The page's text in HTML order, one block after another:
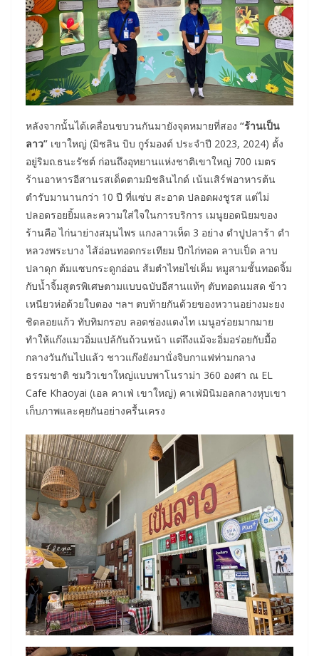
หลังจากนั้นได้เคลื่อนขบวนกันมายังจุดหมายที่สอง “ร้านเป็น
ลาว” เขาใหญ่ (มิชลิน บิบ กูร์มองต์ ประจำปี 2023, 2024) ตั้ง
อยู่ริมถ.ธนะรัชต์ ก่อนถึงอุทยานแห่งชาติเขาใหญ่ 700 เมตร
ร้านอาหารอีสานรสเด็ดตามมิชลินไกด์ เน้นเสิร์ฟอาหารต้น
ตำรับมานานกว่า 10 ปี ที่แซ่บ สะอาด ปลอดผงชูรส แต่ไม่
ปลอดรอยยิ้มและความใส่ใจในการบริการ เมนูยอดนิยมของ
ร้านคือ ไก่นาย่างสมุนไพร แกงลาวเห็ด 3 อย่าง ตำปูปลาร้า ตำ
หลวงพระบาง ไส้อ่อนทอดกระเทียม ปีกไก่ทอด ลาบเป็ด ลาบ
ปลาดุก ต้มแซบกระดูกอ่อน ส้มตำไทยไข่เค็ม หมูสามชั้นทอดจิ้ม
กับน้ำจิ้มสูตรพิเศษตามแบบฉบับอีสานแท้ๆ ตับทอดนมสด ข้าว
เหนียวห่อด้วยใบตอง ฯลฯ ตบท้ายกันด้วยของหวานอย่างมะยง
ชิดลอยแก้ว ทับทิมกรอบ ลอดช่องแตงไท เมนูอร่อยมากมาย
ทำให้แก๊งแมวอิ่มแปล้กันถ้วนหน้า แต่ถึงแม้จะอิ่มอร่อยกับมื้อ
กลางวันกันไปแล้ว ชาวแก๊งยังมานั่งจิบกาแฟท่ามกลาง
ธรรมชาติ ชมวิวเขาใหญ่แบบพาโนราม่า 360 องศา ณ EL
Cafe Khaoyai (เอล คาเฟ่ เขาใหญ่) คาเฟ่มินิมอลกลางหุบเขา
เก็บภาพและคุยกันอย่างครื้นเครง